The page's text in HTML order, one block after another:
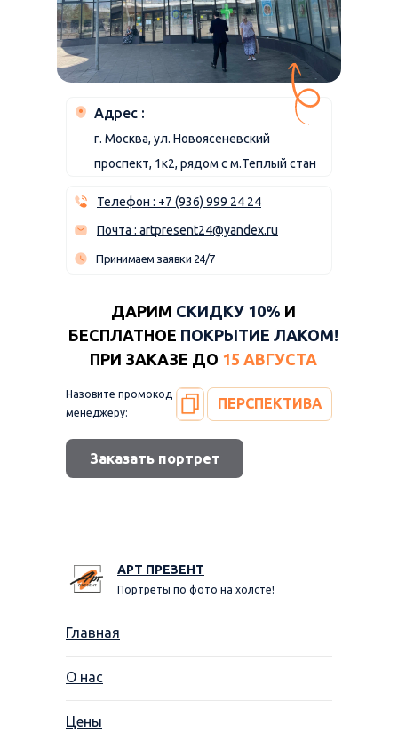
ПЕРСПЕКТИВА
ДАРИМ СКИДКУ 10% И
БЕСПЛАТНОЕ ПОКРЫТИЕ ЛАКОМ!
ПРИ ЗАКАЗЕ ДО 15 АВГУСТА
Назовите промокод
менеджеру:
Адрес :
г. Москва, ул. Новоясеневский
проспект, 1к2, рядом с м.Теплый стан
Телефон : +7 (936) 999 24 24
Почта : artpresent24@yandex.ru
Принимаем заявки 24/7
Заказать портрет
Главная
О нас
Портреты по фото на холсте!
АРТ ПРЕЗЕНТ
Цены